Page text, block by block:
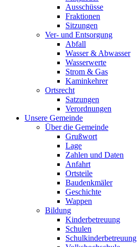
Ausschüsse
Fraktionen
Sitzungen
Ver- und Entsorgung
Abfall
Wasser & Abwasser
Wasserwerte
Strom & Gas
Kaminkehrer
Ortsrecht
Satzungen
Verordnungen
Unsere Gemeinde
Über die Gemeinde
Grußwort
Lage
Zahlen und Daten
Anfahrt
Ortsteile
Baudenkmäler
Geschichte
Wappen
Bildung
Kinderbetreuung
Schulen
Schulkinderbetreuung